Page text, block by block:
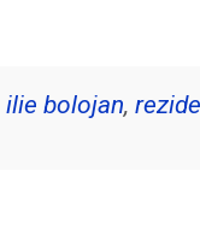
ilie bolojan,